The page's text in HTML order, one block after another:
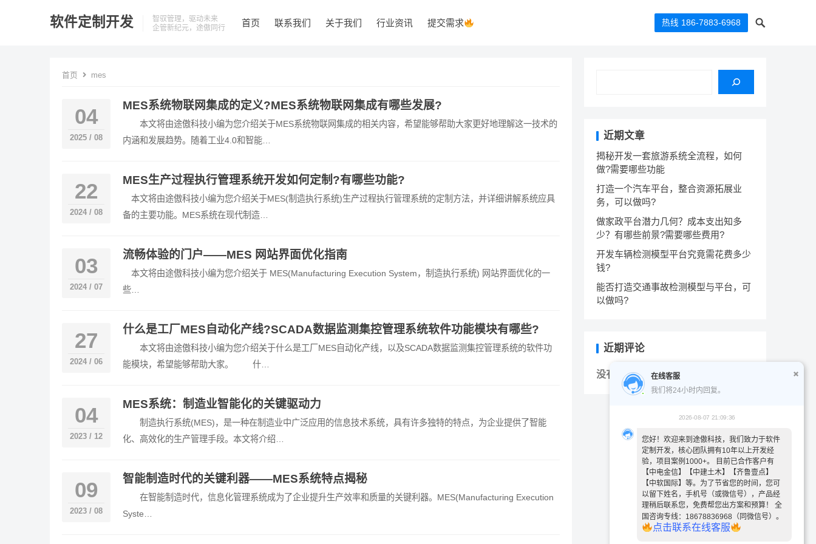
软件定制开发
智驭管理，驱动未来
企管新纪元，途傲同行
首页 联系我们 关于我们 行业资讯 提交需求 热线 186-7883-6968
首页 mes
04
2025 / 08
MES系统物联网集成的定义?MES系统物联网集成有哪些发展?
本文将由途傲科技小编为您介绍关于MES系统物联网集成的相关内容，希望能够帮助大家更好地理解这一技术的
内涵和发展趋势。随着工业4.0和智能…
22
2024 / 08
MES生产过程执行管理系统开发如何定制?有哪些功能?
本文将由途傲科技小编为您介绍关于MES(制造执行系统)生产过程执行管理系统的定制方法，并详细讲解系统应具
备的主要功能。MES系统在现代制造…
03
2024 / 07
流畅体验的门户——MES 网站界面优化指南
本文将由途傲科技小编为您介绍关于 MES(Manufacturing Execution System，制造执行系统) 网站界面优化的一
些…
27
2024 / 06
什么是工厂MES自动化产线?SCADA数据监测集控管理系统软件功能模块有哪些?
本文将由途傲科技小编为您介绍关于什么是工厂MES自动化产线，以及SCADA数据监测集控管理系统的软件功
能模块，希望能够帮助大家。 什…
04
2023 / 12
MES系统：制造业智能化的关键驱动力
制造执行系统(MES)，是一种在制造业中广泛应用的信息技术系统，具有许多独特的特点，为企业提供了智能
化、高效化的生产管理手段。本文将介绍…
09
2023 / 08
智能制造时代的关键利器——MES系统特点揭秘
在智能制造时代，信息化管理系统成为了企业提升生产效率和质量的关键利器。MES(Manufacturing Execution
Syste…
近期文章
揭秘开发一套旅游系统全流程，如何
做?需要哪些功能
打造一个汽车平台，整合资源拓展业
务，可以做吗?
做家政平台潜力几何？成本支出知多
少？有哪些前景?需要哪些费用?
开发车辆检测模型平台究竟需花费多少
钱?
能否打造交通事故检测模型与平台，可
以做吗?
近期评论
没有评论可显示。
在线客服
我们将24小时内回复。
2026-08-07 21:09:36
您好！欢迎来到途傲科技，我们致力于软件
定制开发，核心团队拥有10年以上开发经
验，项目案例1000+。 目前已合作客户有
【中电金信】【中建土木】【齐鲁壹点】
【中软国际】等。为了节省您的时间，您可
以留下姓名，手机号（或微信号），产品经
理稍后联系您，免费帮您出方案和预算！ 全
国咨询专线：18678836968（同微信号）。
点击联系在线客服